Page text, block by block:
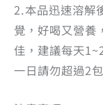
2.本品迅速溶解
覺，好喝又營養
佳，建議每天
一日請勿超過2